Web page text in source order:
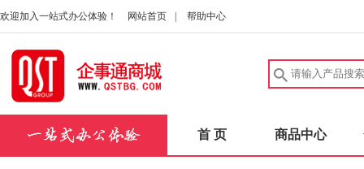
欢迎加入一站式办公体验！ 网站首页 帮助中心
首 页 商品中心